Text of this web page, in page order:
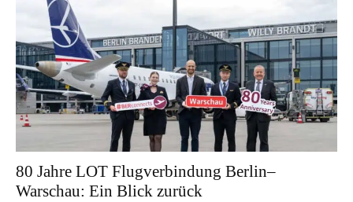
80 Jahre LOT Flugverbindung Berlin–
Warschau: Ein Blick zurück